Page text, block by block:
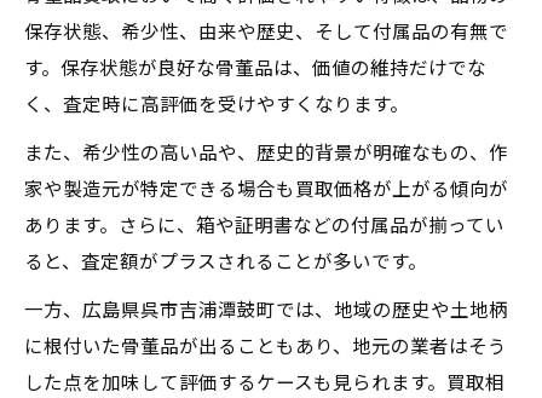
保存状態、希少性、由来や歴史、そして付属品の有無で
す。保存状態が良好な骨董品は、価値の維持だけでな
く、査定時に高評価を受けやすくなります。
また、希少性の高い品や、歴史的背景が明確なもの、作
家や製造元が特定できる場合も買取価格が上がる傾向が
あります。さらに、箱や証明書などの付属品が揃ってい
ると、査定額がプラスされることが多いです。
一方、広島県呉市吉浦潭鼓町では、地域の歴史や土地柄
に根付いた骨董品が出ることもあり、地元の業者はそう
した点を加味して評価するケースも見られます。買取相